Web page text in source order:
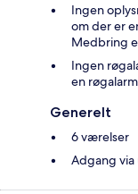
Ingen
om der er
Medbring
Ingen
en
Generelt
6 værelser
Adgang